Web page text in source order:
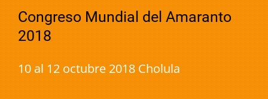
Congreso Mundial del Amaranto
2018
10 al 12 octubre 2018 Cholula